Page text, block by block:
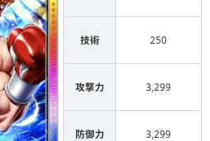
技術 250
攻撃力 3,299
防御力 3,299